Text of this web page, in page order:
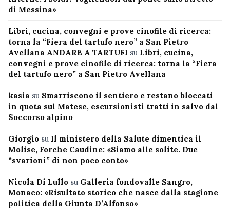
di Messina»
Libri, cucina, convegni e prove cinofile di ricerca:
torna la “Fiera del tartufo nero” a San Pietro
Avellana ANDARE A TARTUFI su Libri, cucina,
convegni e prove cinofile di ricerca: torna la “Fiera
del tartufo nero” a San Pietro Avellana
kasia su Smarriscono il sentiero e restano bloccati
in quota sul Matese, escursionisti tratti in salvo dal
Soccorso alpino
Giorgio su Il ministero della Salute dimentica il
Molise, Forche Caudine: «Siamo alle solite. Due
“svarioni” di non poco conto»
Nicola Di Lullo su Galleria fondovalle Sangro,
Monaco: «Risultato storico che nasce dalla stagione
politica della Giunta D’Alfonso»